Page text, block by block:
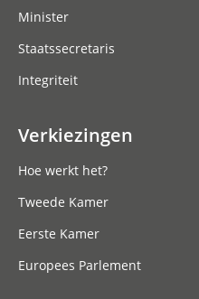
Minister
Staatssecretaris
Integriteit
Verkiezingen
Hoe werkt het?
Tweede Kamer
Eerste Kamer
Europees Parlement